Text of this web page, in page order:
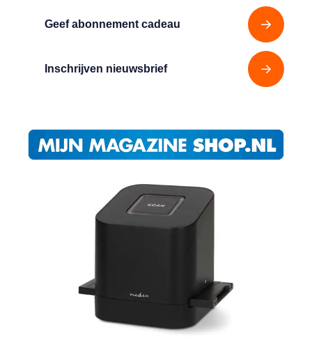
Geef abonnement cadeau
Inschrijven nieuwsbrief